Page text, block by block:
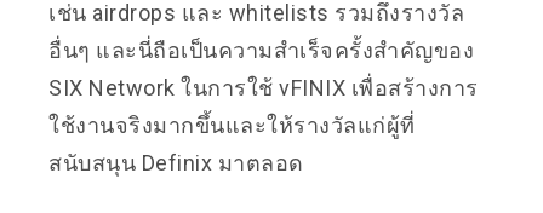
เช่น airdrops และ whitelists รวมถึงรางวัล
อื่นๆ และนี่ถือเป็นความสำเร็จครั้งสำคัญของ
SIX Network ในการใช้ vFINIX เพื่อสร้างการ
ใช้งานจริงมากขึ้นและให้รางวัลแก่ผู้ที่
สนับสนุน Definix มาตลอด